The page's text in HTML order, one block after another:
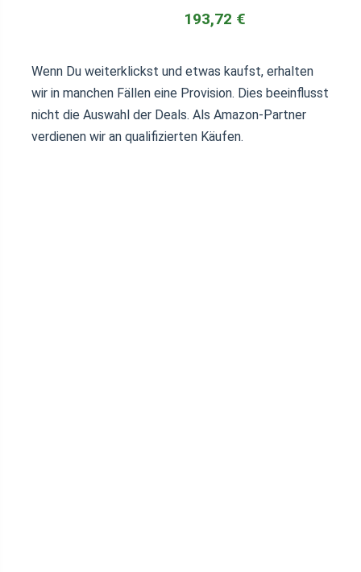
193,72 €
Wenn Du weiterklickst und etwas kaufst, erhalten
wir in manchen Fällen eine Provision. Dies beeinflusst
nicht die Auswahl der Deals. Als Amazon-Partner
verdienen wir an qualifizierten Käufen.